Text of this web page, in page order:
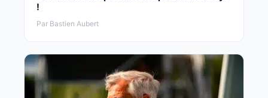
!
Par Bastien Aubert